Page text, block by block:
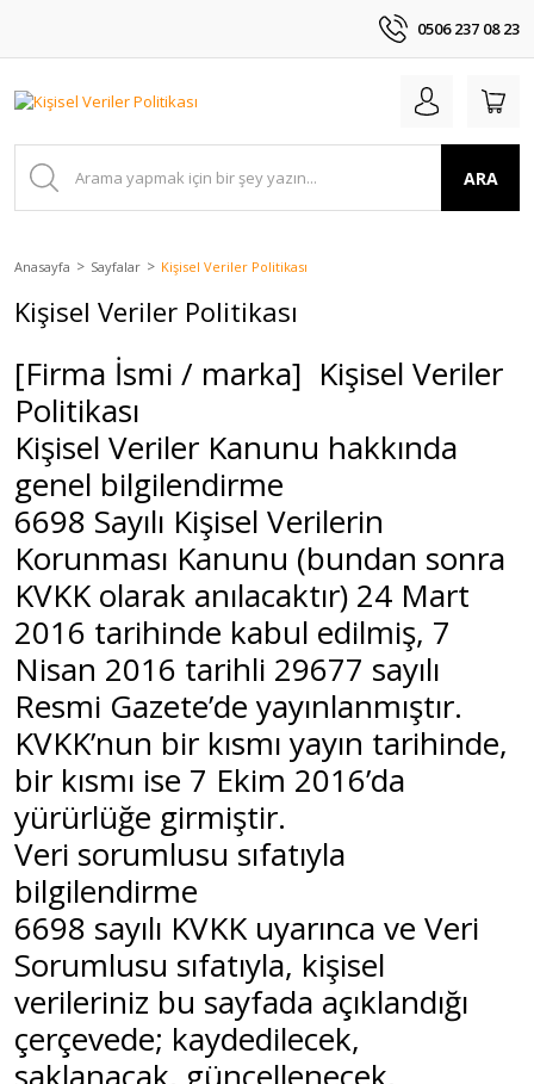
0506 237 08 23
ARA
Anasayfa Sayfalar Kişisel Veriler Politikası
Kişisel Veriler Politikası
[Firma İsmi / marka] Kişisel Veriler
Politikası
Kişisel Veriler Kanunu hakkında
genel bilgilendirme
6698 Sayılı Kişisel Verilerin
Korunması Kanunu (bundan sonra
KVKK olarak anılacaktır) 24 Mart
2016 tarihinde kabul edilmiş, 7
Nisan 2016 tarihli 29677 sayılı
Resmi Gazete’de yayınlanmıştır.
KVKK’nun bir kısmı yayın tarihinde,
bir kısmı ise 7 Ekim 2016’da
yürürlüğe girmiştir.
Veri sorumlusu sıfatıyla
bilgilendirme
6698 sayılı KVKK uyarınca ve Veri
Sorumlusu sıfatıyla, kişisel
verileriniz bu sayfada açıklandığı
çerçevede; kaydedilecek,